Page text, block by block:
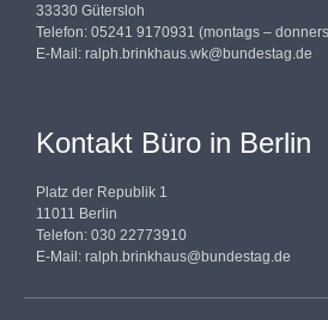
33330 Gütersloh
Telefon: 05241 9170931 (montags –
E-Mail: ralph.brinkhaus.wk@bundestag.de
Kontakt Büro in Berlin
Platz der Republik 1
11011 Berlin
Telefon: 030 22773910
E-Mail: ralph.brinkhaus@bundestag.de